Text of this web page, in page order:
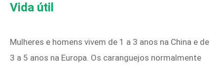
Vida útil
Mulheres e homens vivem de 1 a 3 anos na China e de
3 a 5 anos na Europa. Os caranguejos normalmente